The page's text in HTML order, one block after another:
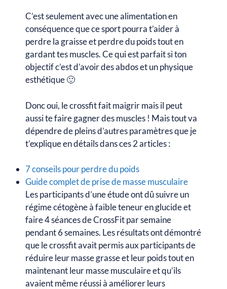
C’est seulement avec une alimentation en
conséquence que ce sport pourra t’aider à
perdre la graisse et perdre du poids tout en
gardant tes muscles. Ce qui est parfait si ton
objectif c’est d’avoir des abdos et un physique
esthétique 🙂
Donc oui, le crossfit fait maigrir mais il peut
aussi te faire gagner des muscles ! Mais tout va
dépendre de pleins d’autres paramètres que je
t’explique en détails dans ces 2 articles :
7 conseils pour perdre du poids
Guide complet de prise de masse musculaire
Les participants d’une étude ont dû suivre un
régime cétogène à faible teneur en glucide et
faire 4 séances de CrossFit par semaine
pendant 6 semaines. Les résultats ont démontré
que le crossfit avait permis aux participants de
réduire leur masse grasse et leur poids tout en
maintenant leur masse musculaire et qu’ils
avaient même réussi à améliorer leurs